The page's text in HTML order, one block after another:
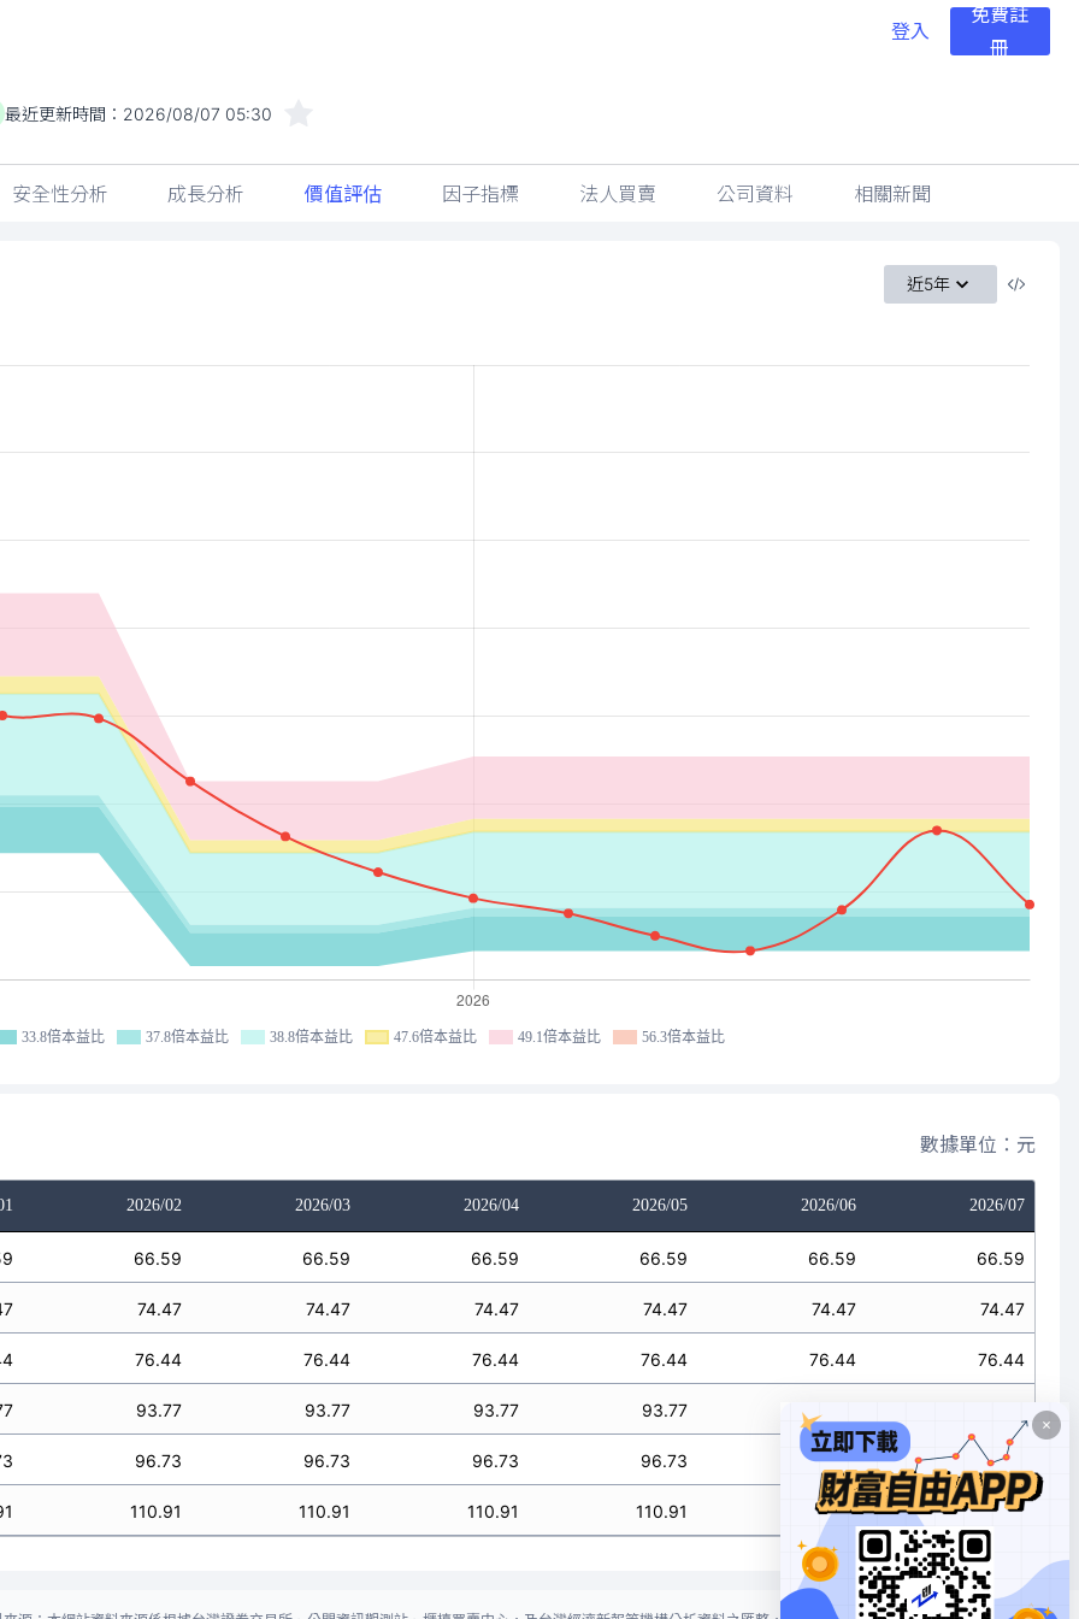
登入
免費註
冊
最近更新時間： 2026/08/07 05:30
安全性分析 成長分析 價值評估 因子指標 法人買賣 公司資料 相關新聞
近5年
33.8倍本益比 37.8倍本益比 38.8倍本益比 47.6倍本益比 49.1倍本益比 56.3倍本益比
數據單位：元
2026/02 2026/03 2026/04 2026/05 2026/06 2026/07
66.59 66.59 66.59 66.59 66.59 66.59
74.47 74.47 74.47 74.47 74.47 74.47
76.44 76.44 76.44 76.44 76.44 76.44
93.77 93.77 93.77 93.77 93.77
96.73 96.73 96.73 96.73 96.73 96.73
110.91 110.91 110.91 110.91 110.91 110.91